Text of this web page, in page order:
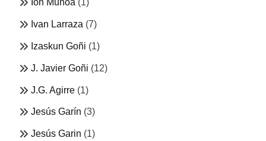
Ion Muñoa (1)
Ivan Larraza (7)
Izaskun Goñi (1)
J. Javier Goñi (12)
J.G. Agirre (1)
Jesús Garín (3)
Jesús Garin (1)